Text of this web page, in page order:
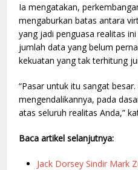
Ia mengatakan,
mengaburkan batas antara
yang jadi penguasa realitas
jumlah data yang belum
kekuatan yang tak terhitung
“Pasar untuk itu sangat
mengendalikannya, pada
atas seluruh realitas Anda,”
Baca artikel selanjutnya:
Jack Dorsey Sindir Mark